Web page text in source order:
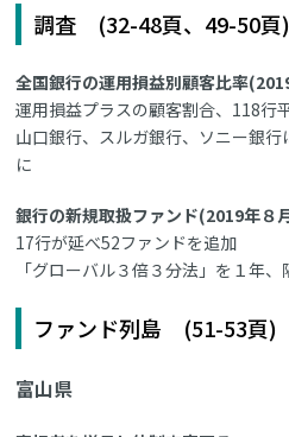
調査 (32-48頁、49-50頁)
全国銀行の運用損益別顧客比率
運用損益プラスの顧客割合、118行
山口銀行、スルガ銀行、ソニー銀
に
銀行の新規取扱ファンド(2019年８
17行が延べ52ファンドを追加
「グローバル３倍３分法」を１年
ファンド列島 (51-53頁)
富山県